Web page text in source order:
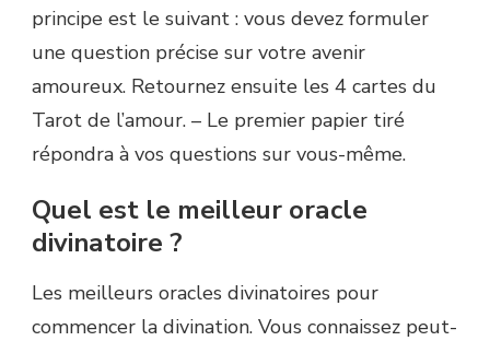
principe est le suivant : vous devez formuler
une question précise sur votre avenir
amoureux. Retournez ensuite les 4 cartes du
Tarot de l’amour. – Le premier papier tiré
répondra à vos questions sur vous-même.
Quel est le meilleur oracle
divinatoire ?
Les meilleurs oracles divinatoires pour
commencer la divination. Vous connaissez peut-